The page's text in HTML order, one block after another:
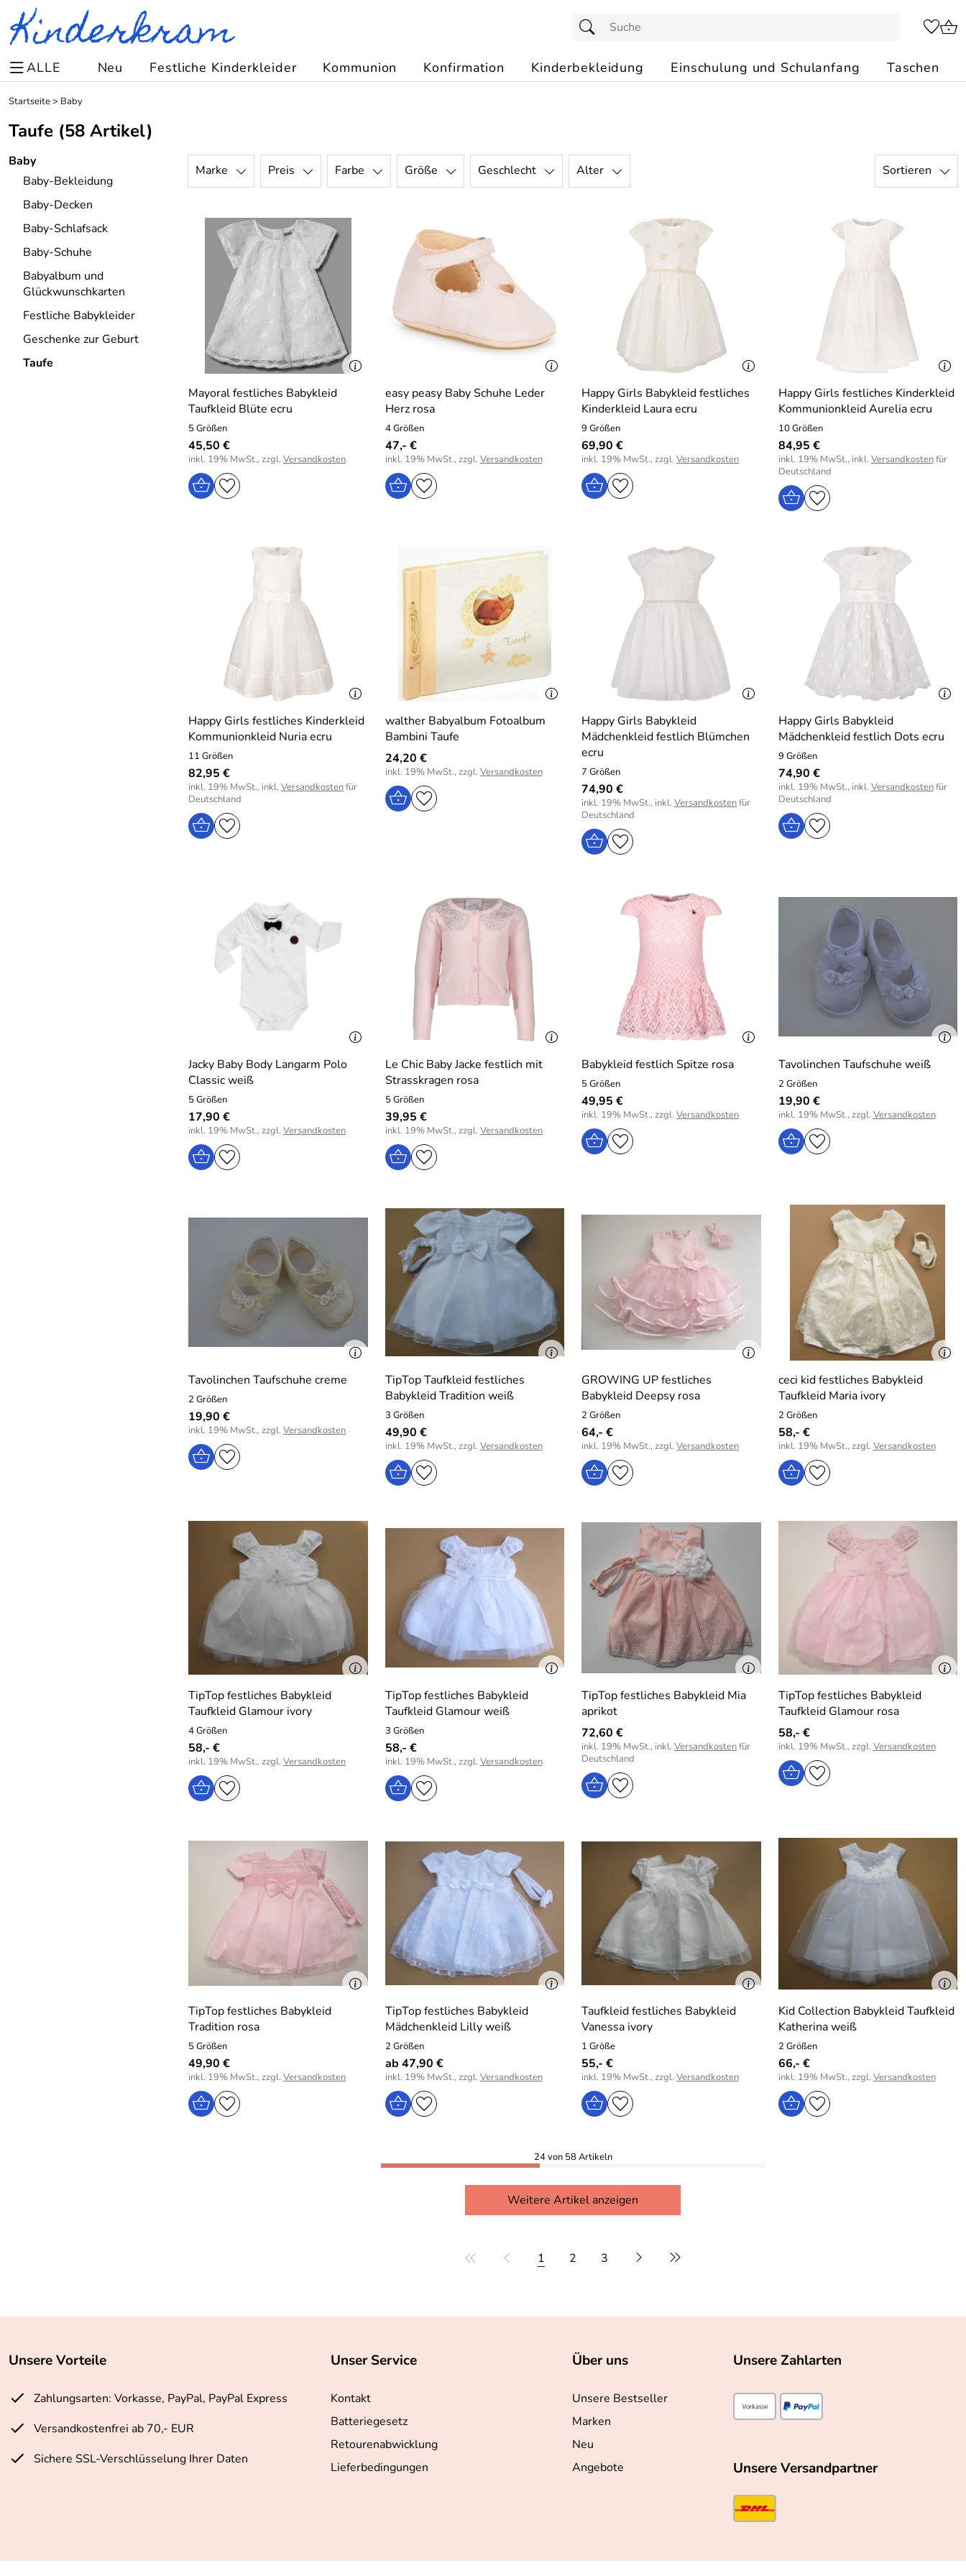
ALLE Neu Festliche Kinderkleider Kommunion Konfirmation Kinderbekleidung Einschulung und Schulanfang Taschen
Startseite> Baby
Taufe (58 Artikel)
Baby
Baby-Bekleidung
Baby-Decken
Baby-Schlafsack
Baby-Schuhe
Babyalbum und
Glückwunschkarten
Festliche Babykleider
Geschenke zur Geburt
Taufe
Marke Preis Farbe Größe Geschlecht Alter Sortieren
Mayoral festliches Babykleid
Taufkleid Blüte ecru
5 Größen
45,50 €
inkl. 19% MwSt., zzgl. Versandkosten
easy peasy Baby Schuhe Leder
Herz rosa
4 Größen
47,- €
inkl. 19% MwSt., zzgl. Versandkosten
Happy Girls Babykleid festliches
Kinderkleid Laura ecru
9 Größen
69,90 €
inkl. 19% MwSt., zzgl. Versandkosten
Happy Girls festliches Kinderkleid
Kommunionkleid Aurelia ecru
10 Größen
84,95 €
inkl. 19% MwSt., inkl. Versandkostenfür
Deutschland
Happy Girls festliches Kinderkleid
Kommunionkleid Nuria ecru
11 Größen
82,95 €
inkl. 19% MwSt., inkl. Versandkostenfür
Deutschland
walther Babyalbum Fotoalbum
Bambini Taufe
24,20 €
inkl. 19% MwSt., zzgl. Versandkosten
Happy Girls Babykleid
Mädchenkleid festlich Blümchen
ecru
7 Größen
74,90 €
inkl. 19% MwSt., inkl. Versandkostenfür
Deutschland
Happy Girls Babykleid
Mädchenkleid festlich Dots ecru
9 Größen
74,90 €
inkl. 19% MwSt., inkl. Versandkostenfür
Deutschland
Jacky Baby Body Langarm Polo
Classic weiß
5 Größen
17,90 €
inkl. 19% MwSt., zzgl. Versandkosten
Le Chic Baby Jacke festlich mit
Strasskragen rosa
5 Größen
39,95 €
inkl. 19% MwSt., zzgl. Versandkosten
Babykleid festlich Spitze rosa
5 Größen
49,95 €
inkl. 19% MwSt., zzgl. Versandkosten
Tavolinchen Taufschuhe weiß
2 Größen
19,90 €
inkl. 19% MwSt., zzgl. Versandkosten
Tavolinchen Taufschuhe creme
2 Größen
19,90 €
inkl. 19% MwSt., zzgl. Versandkosten
TipTop Taufkleid festliches
Babykleid Tradition weiß
3 Größen
49,90 €
inkl. 19% MwSt., zzgl. Versandkosten
GROWING UP festliches
Babykleid Deepsy rosa
2 Größen
64,- €
inkl. 19% MwSt., zzgl. Versandkosten
ceci kid festliches Babykleid
Taufkleid Maria ivory
2 Größen
58,- €
inkl. 19% MwSt., zzgl. Versandkosten
TipTop festliches Babykleid
Taufkleid Glamour ivory
4 Größen
58,- €
inkl. 19% MwSt., zzgl. Versandkosten
TipTop festliches Babykleid
Taufkleid Glamour weiß
3 Größen
58,- €
inkl. 19% MwSt., zzgl. Versandkosten
TipTop festliches Babykleid Mia
aprikot
72,60 €
inkl. 19% MwSt., inkl. Versandkostenfür
Deutschland
TipTop festliches Babykleid
Taufkleid Glamour rosa
58,- €
inkl. 19% MwSt., zzgl. Versandkosten
TipTop festliches Babykleid
Tradition rosa
5 Größen
49,90 €
inkl. 19% MwSt., zzgl. Versandkosten
TipTop festliches Babykleid
Mädchenkleid Lilly weiß
2 Größen
ab 47,90 €
inkl. 19% MwSt., zzgl. Versandkosten
Taufkleid festliches Babykleid
Vanessa ivory
1 Größe
55,- €
inkl. 19% MwSt., zzgl. Versandkosten
Kid Collection Babykleid Taufkleid
Katherina weiß
2 Größen
66,- €
inkl. 19% MwSt., zzgl. Versandkosten
24 von 58 Artikeln
Weitere Artikel anzeigen
1 2 3
Unsere Vorteile
Zahlungsarten: Vorkasse, PayPal, PayPal Express
Versandkostenfrei ab 70,- EUR
Sichere SSL-Verschlüsselung Ihrer Daten
Unser Service
Kontakt
Batteriegesetz
Retourenabwicklung
Lieferbedingungen
Über uns
Unsere Bestseller
Marken
Neu
Angebote
Unsere Zahlarten
Unsere Versandpartner